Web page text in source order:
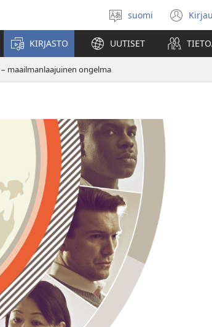
Valitse
kieli
suomi
KIRJASTO UUTISET
maailmanlaajuinen ongelma